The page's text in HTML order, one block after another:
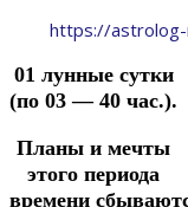
https://
01 лунные сутки
(по 03 — 40 час.).
Планы и мечты
этого периода
времени